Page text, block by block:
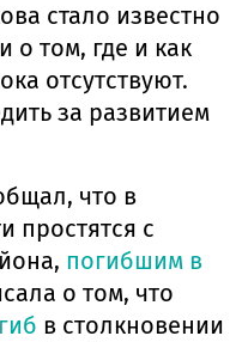
стало известно
о том, где и как
отсутствуют.
за развитием
что в
простятся с
погибшим в
о том, что
в столкновении